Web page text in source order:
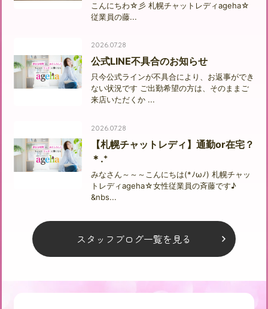
こんにちわ☆彡 札幌チャットレディageha☆
従業員の藤...
2026.07.28
公式LINE不具合のお知らせ
只今公式ラインが不具合により、お返事ができ
ない状況です ご出勤希望の方は、そのままご
来店いただくか ...
2026.07.28
【札幌チャットレディ】通勤or在宅？
＊.⁺
みなさん～～～こんにちは(*ﾉωﾉ) 札幌チャッ
トレディageha☆女性従業員の斉藤です♪
&nbs...
スタッフブログ一覧を見る